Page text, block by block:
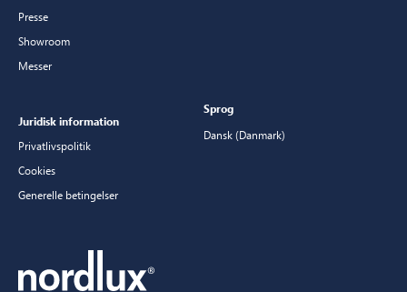
Presse
Showroom
Messer
Juridisk information
Privatlivspolitik
Cookies
Generelle betingelser
Sprog
Dansk (Danmark)